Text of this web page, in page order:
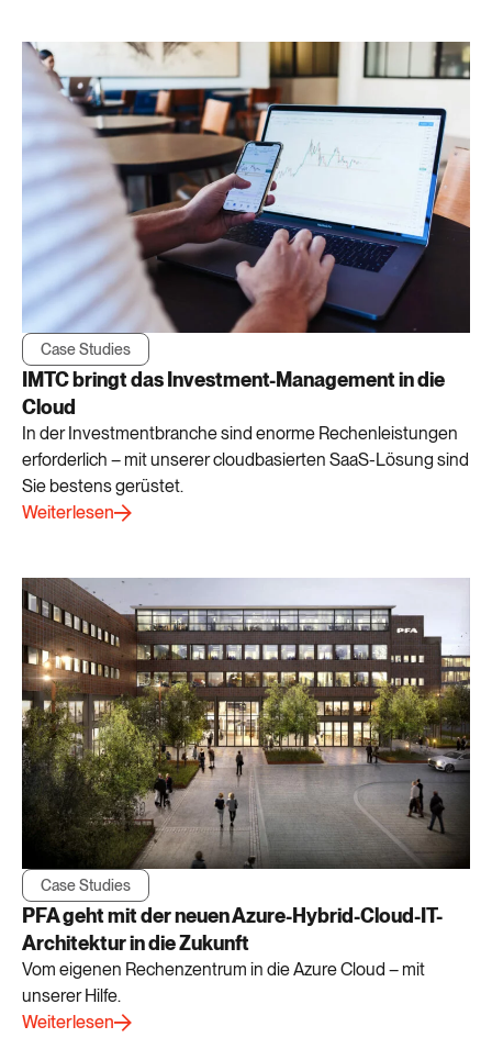
Case Studies
IMTC bringt das Investment-Management in die
Cloud
In der Investmentbranche sind enorme Rechenleistungen
erforderlich – mit unserer cloudbasierten SaaS-Lösung sind
Sie bestens gerüstet.
Weiterlesen
Case Studies
PFA geht mit der neuen Azure-Hybrid-Cloud-IT-
Architektur in die Zukunft
Vom eigenen Rechenzentrum in die Azure Cloud – mit
unserer Hilfe.
Weiterlesen